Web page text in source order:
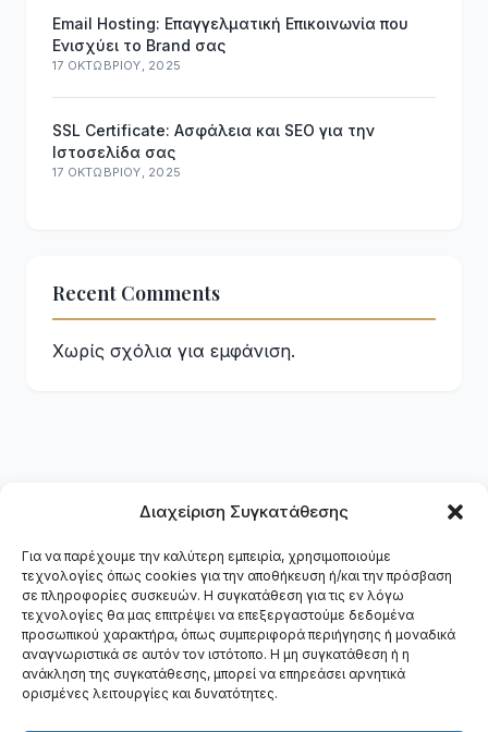
Διαχείριση Συγκατάθεσης
Για να παρέχουμε την καλύτερη εμπειρία, χρησιμοποιούμε
τεχνολογίες όπως cookies για την αποθήκευση ή/και την πρόσβαση
σε πληροφορίες συσκευών. Η συγκατάθεση για τις εν λόγω
τεχνολογίες θα μας επιτρέψει να επεξεργαστούμε δεδομένα
προσωπικού χαρακτήρα, όπως συμπεριφορά περιήγησης ή μοναδικά
αναγνωριστικά σε αυτόν τον ιστότοπο. Η μη συγκατάθεση ή η
ανάκληση της συγκατάθεσης, μπορεί να επηρεάσει αρνητικά
ορισμένες λειτουργίες και δυνατότητες.
Email Hosting: Επαγγελματική Επικοινωνία που
Ενισχύει το Brand σας
17 ΟΚΤΩΒΡΊΟΥ, 2025
SSL Certificate: Ασφάλεια και SEO για την
Ιστοσελίδα σας
17 ΟΚΤΩΒΡΊΟΥ, 2025
Recent Comments
Χωρίς σχόλια για εμφάνιση.
DMM.gr
Ψηφιακό Marketing Agency — Κατασκευή ιστοσελίδων,
SEO, Google Ads & Social Media στη Θεσσαλονίκη.
ΥπηρεσίεςΈργαΔιαδικασίαΕπικοινωνία